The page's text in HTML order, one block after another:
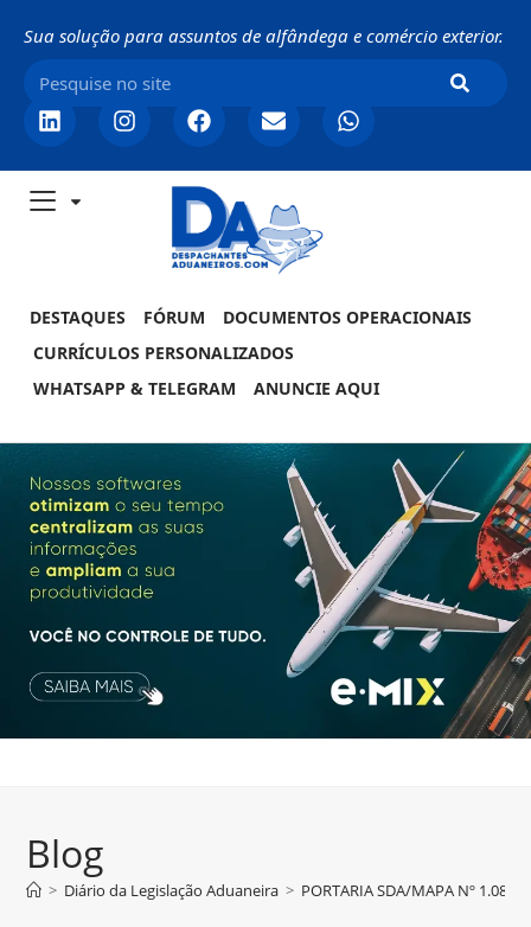
Sua solução para assuntos de alfândega e comércio exterior.
DESTAQUES FÓRUM
DOCUMENTOS OPERACIONAIS
CURRÍCULOS PERSONALIZADOS
WHATSAPP & TELEGRAM
ANUNCIE AQUI
Blog
> Diário da Legislação Aduaneira > PORTARIA SDA/MAPA Nº 1.085,